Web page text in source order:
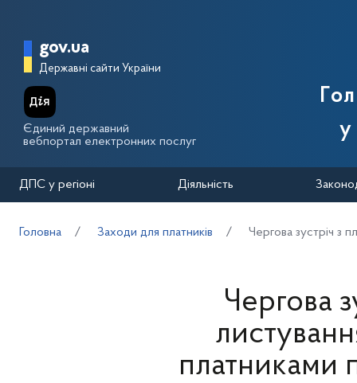
Головна сторінка Державної
gov.ua
Державні сайти України
Єдиний державний
вебпортал електронних послуг
у
ДПС у регіоні Діяльність
Головна Заходи для платників Чергова зустріч з
Чергова
платниками